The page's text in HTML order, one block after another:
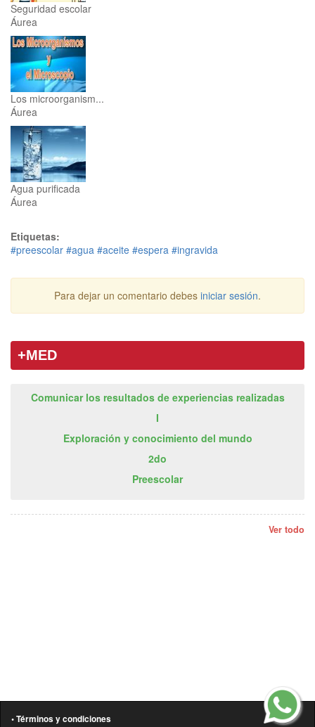
Seguridad escolar
Áurea
Los microorganism...
Áurea
Agua purificada
Áurea
Etiquetas:
#preescolar #agua #aceite #espera #ingravida
Para dejar un comentario debes iniciar sesión.
+MED
Comunicar los resultados de experiencias realizadas
I
Exploración y conocimiento del mundo
2do
Preescolar
Ver todo
• Términos y condiciones